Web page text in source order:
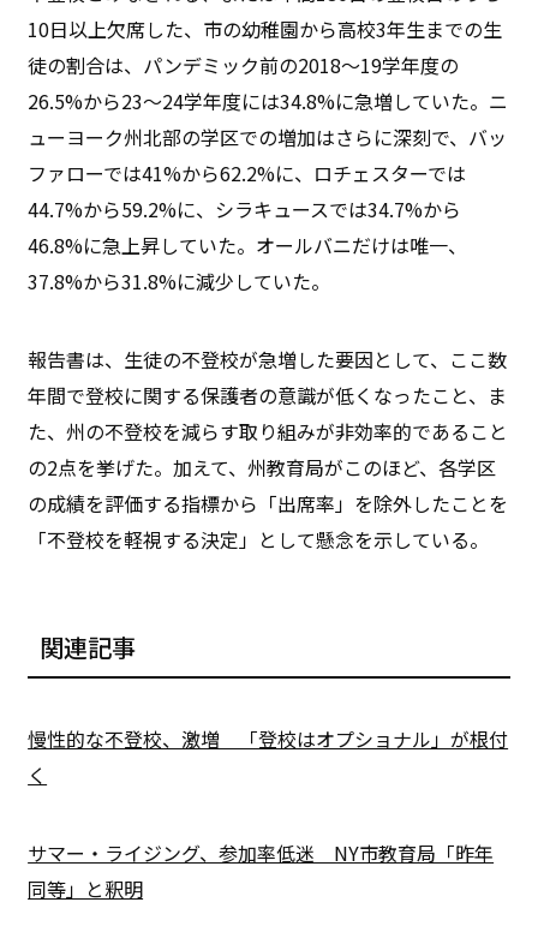
10日以上欠席した、市の幼稚園から高校3年生までの生
徒の割合は、パンデミック前の2018～19学年度の
26.5%から23～24学年度には34.8%に急増していた。ニ
ューヨーク州北部の学区での増加はさらに深刻で、バッ
ファローでは41%から62.2%に、ロチェスターでは
44.7%から59.2%に、シラキュースでは34.7%から
46.8%に急上昇していた。オールバニだけは唯一、
37.8%から31.8%に減少していた。
報告書は、生徒の不登校が急増した要因として、ここ数
年間で登校に関する保護者の意識が低くなったこと、ま
た、州の不登校を減らす取り組みが非効率的であること
の2点を挙げた。加えて、州教育局がこのほど、各学区
の成績を評価する指標から「出席率」を除外したことを
「不登校を軽視する決定」として懸念を示している。
関連記事
慢性的な不登校、激増 「登校はオプショナル」が根付
く
サマー・ライジング、参加率低迷 NY市教育局「昨年
同等」と釈明